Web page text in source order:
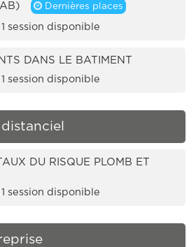
Dernières places
1 session disponible
DANS LE BATIMENT
1 session disponible
DU RISQUE PLOMB ET
1 session disponible